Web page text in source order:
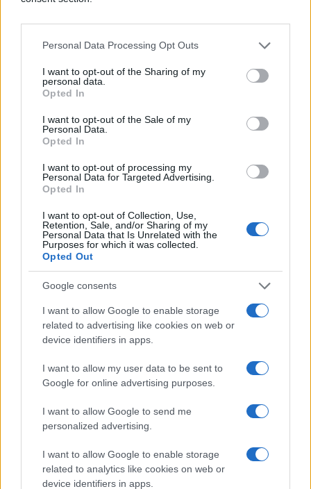
Personal Data Processing Opt Outs
I want to opt-out of the Sharing of my
personal data.
Opted In
I want to opt-out of the Sale of my
Personal Data.
Opted In
I want to opt-out of processing my
Personal Data for Targeted Advertising.
Opted In
I want to opt-out of Collection, Use,
Retention, Sale, and/or Sharing of my
Personal Data that Is Unrelated with the
Purposes for which it was collected.
Opted Out
Google consents
I want to allow Google to enable storage
related to advertising like cookies on web or
device identifiers in apps.
I want to allow my user data to be sent to
Google for online advertising purposes.
I want to allow Google to send me
personalized advertising.
I want to allow Google to enable storage
related to analytics like cookies on web or
device identifiers in apps.
trajati više dana.
Gunter, izjavio je da je najvažnije da su svi učesnici
nesreće sigurni te pohvalio brzu reakciju
Aeromiting Gunfighter Skies održan je prvi put
bili su i poznati akrobatski tim američkog ratnog
vazduhoplovstva Thunderbirds.
#avioni
#VOJNI AVION #SAD